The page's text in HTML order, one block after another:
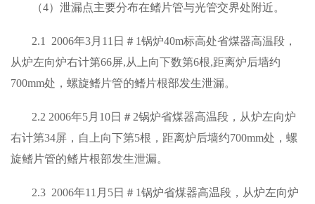
（4）泄漏点主要分布在鳍片管与光管交界处附近。
2.1 2006年3月11日＃1锅炉40m标高处省煤器高温段，
从炉左向炉右计第66屏,从上向下数第6根,距离炉后墙约
700mm处，螺旋鳍片管的鳍片根部发生泄漏。
2.2 2006年5月10日＃2锅炉省煤器高温段，从炉左向炉
右计第34屏，自上向下第5根，距离炉后墙约700mm处，螺
旋鳍片管的鳍片根部发生泄漏。
2.3 2006年11月5日＃1锅炉省煤器高温段，从炉左向炉